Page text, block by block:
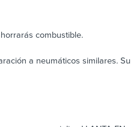
combustible.
a neumáticos similares. Su